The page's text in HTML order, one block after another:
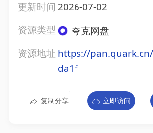
更新时间 2026-07-02
资源类型
夸克网盘
资源地址 https://
da1f
复制分享 立即访问